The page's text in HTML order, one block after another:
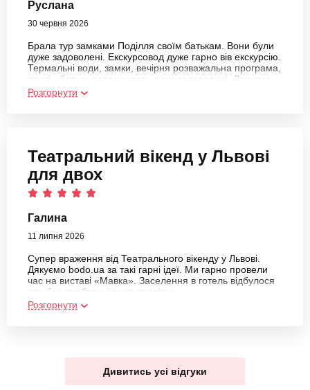
Руслана
30 червня 2026
Брала тур замками Поділля своїм батькам. Вони були
дуже задоволені. Екскурсовод дуже гарно вів екскурсію.
Термальні води, замки, вечірня розважальна програма,
танці - батьки повернулись дуже задоволені. Дякуємо
вам
Розгорнути
Театральний вікенд у Львові
для двох
Галина
11 липня 2026
Супер враження від Театрального вікенду у Львові.
Дякуємо bodo.ua за такі гарні ідеї. Ми гарно провели
час на виставі «Мавка». Заселення в готель відбулося
теж без проблем і дуже привітно.
Розгорнути
Дивитись усі відгуки